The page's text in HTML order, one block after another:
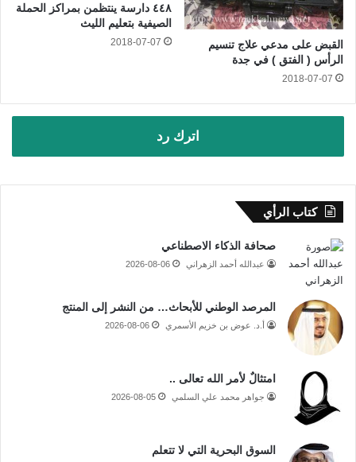
القبض على مدعي علاج تنسيم
الرأس ( الفتق ) في جدة
2018-07-07
٤٤٨ دارسة ينتظمن بمراكز الحملة
الصيفية بتعليم الليث
2018-07-07
اترك رد
كتاب الرأي
صحافة الذكاء الاصطناعي
عبدالله أحمد الزهراني 2026-08-06
المرصد الوطني للأبحاث… من النشر إلى المنتج
أ.د. عوض بن خزيم الأسمري 2026-08-06
امتثالٌ لأمر الله تعالى ..
جواهر محمد علي السلمي 2026-08-05
السوق البحرية التي لا تتعلم